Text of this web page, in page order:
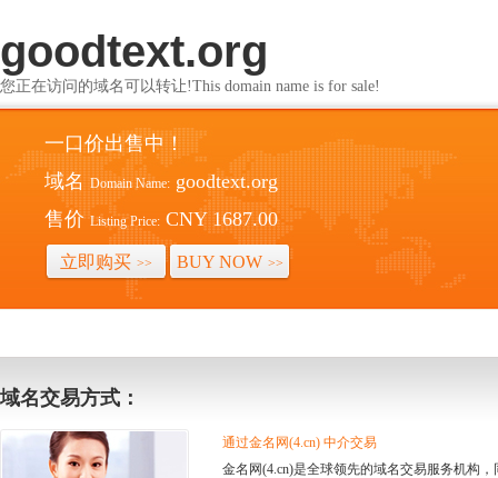
goodtext.org
您正在访问的域名可以转让!This domain name is for sale!
一口价出售中！
域名 Domain Name: goodtext.org
售价 Listing Price: CNY 1687.00
立即购买 >> BUY NOW >>
域名交易方式：
通过金名网(4.cn) 中介交易
金名网(4.cn)是全球领先的域名交易服务机构